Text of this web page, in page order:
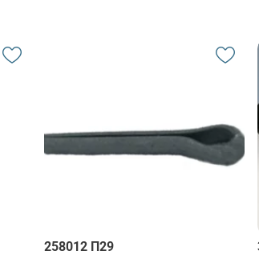
258012 П29